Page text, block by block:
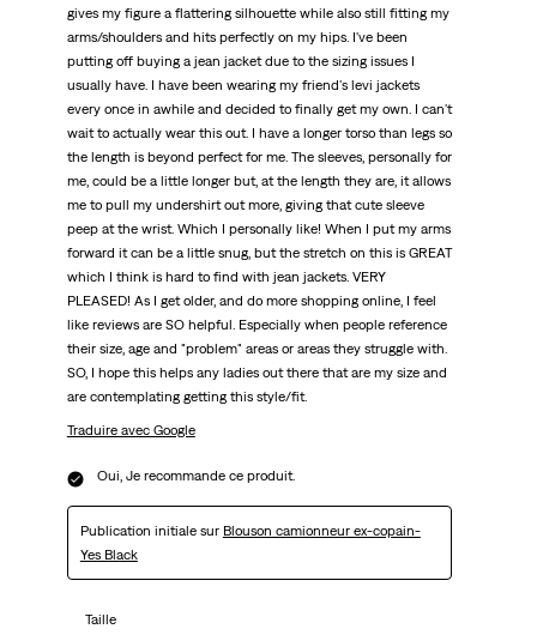
gives my figure a flattering silhouette while also still fitting my
arms/shoulders and hits perfectly on my hips. I've been
putting off buying a jean jacket due to the sizing issues I
usually have. I have been wearing my friend's levi jackets
every once in awhile and decided to finally get my own. I can't
wait to actually wear this out. I have a longer torso than legs so
the length is beyond perfect for me. The sleeves, personally for
me, could be a little longer but, at the length they are, it allows
me to pull my undershirt out more, giving that cute sleeve
peep at the wrist. Which I personally like! When I put my arms
forward it can be a little snug, but the stretch on this is GREAT
which I think is hard to find with jean jackets. VERY
PLEASED! As I get older, and do more shopping online, I feel
like reviews are SO helpful. Especially when people reference
their size, age and "problem" areas or areas they struggle with.
SO, I hope this helps any ladies out there that are my size and
are contemplating getting this style/fit.
Traduire avec Google
Oui, Je recommande ce produit.
Publication initiale sur Blouson camionneur ex-copain-
Yes Black
Taille